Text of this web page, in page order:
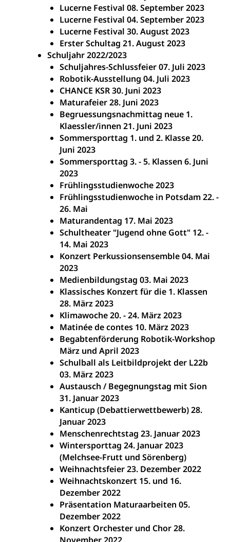
Lucerne Festival 08. September 2023
Lucerne Festival 04. September 2023
Lucerne Festival 30. August 2023
Erster Schultag 21. August 2023
Schuljahr 2022/2023
Schuljahres-Schlussfeier 07. Juli 2023
Robotik-Ausstellung 04. Juli 2023
CHANCE KSR 30. Juni 2023
Maturafeier 28. Juni 2023
Begruessungsnachmittag neue 1.
Klaessler/innen 21. Juni 2023
Sommersporttag 1. und 2. Klasse 20.
Juni 2023
Sommersporttag 3. - 5. Klassen 6. Juni
2023
Frühlingsstudienwoche 2023
Frühlingsstudienwoche in Potsdam 22. -
26. Mai
Maturandentag 17. Mai 2023
Schultheater "Jugend ohne Gott" 12. -
14. Mai 2023
Konzert Perkussionsensemble 04. Mai
2023
Medienbildungstag 03. Mai 2023
Klassisches Konzert für die 1. Klassen
28. März 2023
Klimawoche 20. - 24. März 2023
Matinée de contes 10. März 2023
Begabtenförderung Robotik-Workshop
März und April 2023
Schulball als Leitbildprojekt der L22b
03. März 2023
Austausch / Begegnungstag mit Sion
31. Januar 2023
Kanticup (Debattierwettbewerb) 28.
Januar 2023
Menschenrechtstag 23. Januar 2023
Wintersporttag 24. Januar 2023
(Melchsee-Frutt und Sörenberg)
Weihnachtsfeier 23. Dezember 2022
Weihnachtskonzert 15. und 16.
Dezember 2022
Präsentation Maturaarbeiten 05.
Dezember 2022
Konzert Orchester und Chor 28.